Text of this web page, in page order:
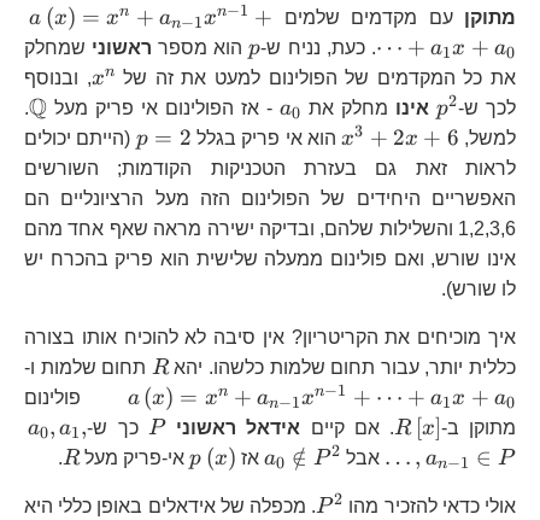
מתוקן עם מקדמים שלמים a (x) = xn + an−1xn−1 +
⋯ + a1x + a0 . כעת, נניח ש-
p
pהוא מספר ראשוני שמחלק
את כל המקדמים של הפולינום למעט את זה של
x^{n}
xn
, ובנוסף
לכך ש-
p^{2} p2 אינו מחלק אתa_{0}
a0 - אז הפולינום אי פריק מעל Q
.
למשל,
x^{3}+2x+6 x3 + 2x + 6 הוא אי פריק בגלל p=2
p = 2
(הייתם יכולים
לראות זאת גם בעזרת הטכניקות הקודמות; השורשים
האפשריים היחידים של הפולינום הזה מעל הרציונליים הם
1,2,3,6 והשלילות שלהם, ובדיקה ישירה מראה שאף אחד מהם
אינו שורש, ואם פולינום ממעלה שלישית הוא פריק בהכרח יש
לו שורש).
איך מוכיחים את הקריטריון? אין סיבה לא להוכיח אותו בצורה
כללית יותר, עבור תחום שלמות כלשהו. יהא
R
R תחום שלמות ו-
a (x) = xn + an−1xn−1 + ⋯ + a1x + a0
פולינום
מתוקן ב-
R\left[x\right] R [x] . אם קיים אידאל ראשוני P
P כך ש- a0, a1,
… , an−1 ∈ P אבל
a_{0}\notin
a0 ∈
/ P2 אז p\left(x\right)
p (x) אי-פריק מעל R
R
.
אולי כדאי להזכיר מהו P^{2} P2
. מכפלה של אידאלים באופן כללי היא